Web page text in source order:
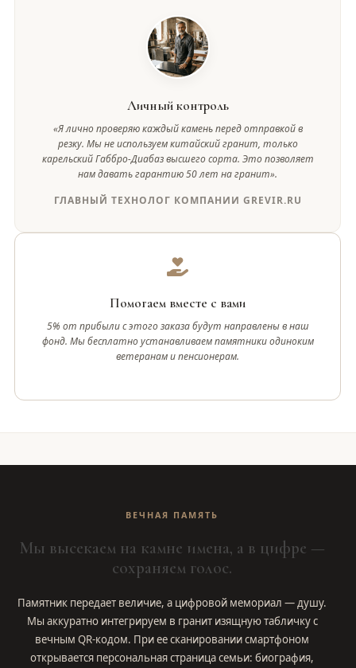
Личный контроль
«Я лично проверяю каждый камень перед отправкой в
резку. Мы не используем китайский гранит, только
карельский Габбро-Диабаз высшего сорта. Это позволяет
нам давать гарантию 50 лет на гранит».
ГЛАВНЫЙ ТЕХНОЛОГ КОМПАНИИ GREVIR.RU
Помогаем вместе с вами
5% от прибыли с этого заказа будут направлены в наш
фонд. Мы бесплатно устанавливаем памятники одиноким
ветеранам и пенсионерам.
ВЕЧНАЯ ПАМЯТЬ
Мы высекаем на камне имена, а в цифре —
сохраняем голос.
Памятник передает величие, а цифровой мемориал — душу.
Мы аккуратно интегрируем в гранит изящную табличку с
вечным QR-кодом. При ее сканировании смартфоном
открывается персональная страница семьи: биография,